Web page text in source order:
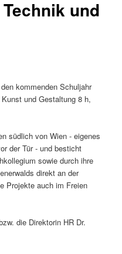
und
kommenden Schuljahr
und Gestaltung 8 h,
südlich von Wien - eigenes
der Tür - und besticht
sowie durch ihre
direkt an der
Projekte auch im Freien
die Direktorin HR Dr.